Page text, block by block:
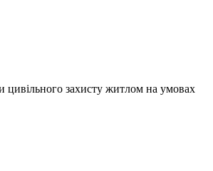
цивільного захисту житлом на умовах